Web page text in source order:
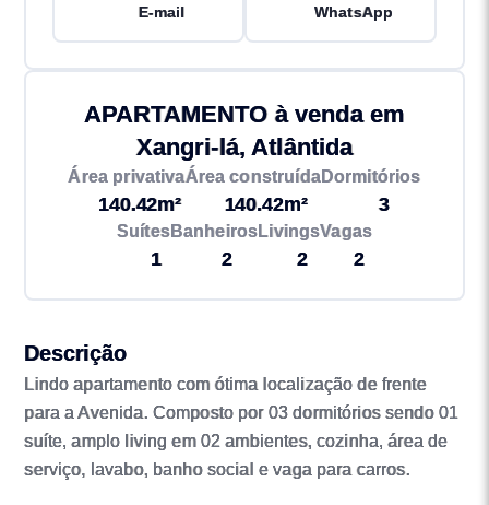
E-mail WhatsApp
APARTAMENTO à venda em
Xangri-lá, Atlântida
Área privativa
140.42m²
Área construída
140.42m²
Dormitórios
3
Suítes
1
Banheiros
2
Livings
2
Vagas
2
Descrição
Lindo apartamento com ótima localização de frente
para a Avenida. Composto por 03 dormitórios sendo 01
suíte, amplo living em 02 ambientes, cozinha, área de
serviço, lavabo, banho social e vaga para carros.